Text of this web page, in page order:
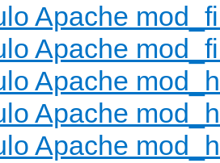
Apache
Apache
Apache
Apache
Apache